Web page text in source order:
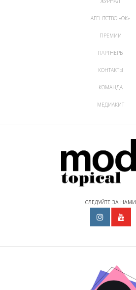
АГЕНТСТВО «ОК»
ПРЕМИИ
ПАРТНЕРЫ
КОНТАКТЫ
КОМАНДА
МЕДИАКИТ
СЛЕДУЙТЕ ЗА НАМИ